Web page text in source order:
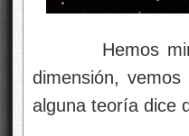
Hemos mirado
dimensión,
alguna teoría dice